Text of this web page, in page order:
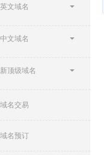
英文域名
中文域名
新顶级域名
域名交易
域名预订